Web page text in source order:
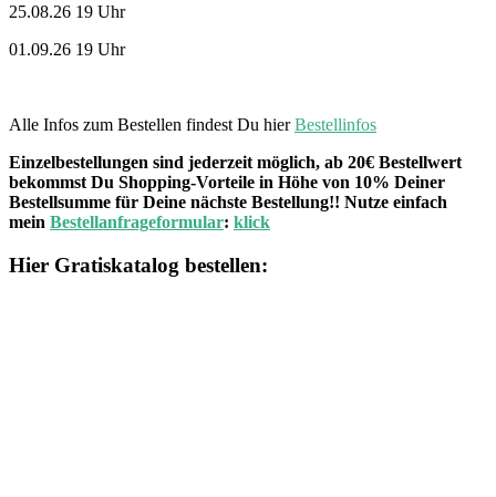
25.08.26 19 Uhr
01.09.26 19 Uhr
Alle Infos zum Bestellen findest Du hierBestellinfos
Einzelbestellungen sind jederzeit möglich, ab 20€ Bestellwert
bekommst Du Shopping-Vorteile in Höhe von 10% Deiner
Bestellsumme für Deine nächste Bestellung!! Nutze einfach
mein Bestellanfrageformular: klick
Hier Gratiskatalog bestellen: